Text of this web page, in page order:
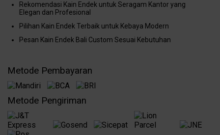
Rekomendasi Kain Endek untuk Seragam Kantor yang
Elegan dan Profesional
Pilihan Kain Endek Terbaik untuk Kebaya Modern
Pesan Kain Endek Bali Custom Sesuai Kebutuhan
Metode Pembayaran
Metode Pengiriman